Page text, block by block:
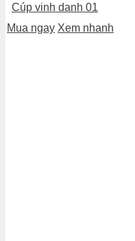
Cúp vinh danh 01
Mua ngay Xem nhanh